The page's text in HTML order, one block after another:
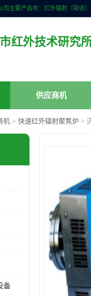
红外技术研究
供应商机
机 > 快速红外辐射聚焦炉 >
备